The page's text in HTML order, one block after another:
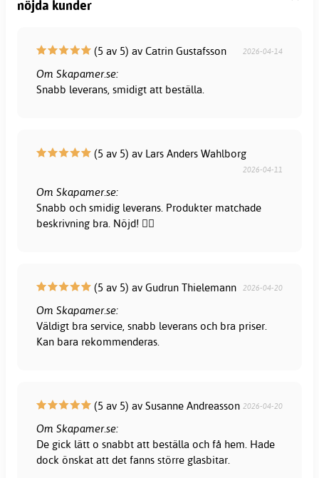
nöjda kunder
(5 av 5) av Catrin Gustafsson 2026-04-14
Om Skapamer.se:
Snabb leverans, smidigt att beställa.
(5 av 5) av Lars Anders Wahlborg
2026-04-11
Om Skapamer.se:
Snabb och smidig leverans. Produkter matchade
beskrivning bra. Nöjd! 👍🏻
(5 av 5) av Gudrun Thielemann 2026-04-20
Om Skapamer.se:
Väldigt bra service, snabb leverans och bra priser.
Kan bara rekommenderas.
(5 av 5) av Susanne Andreasson 2026-04-20
Om Skapamer.se:
De gick lätt o snabbt att beställa och få hem. Hade
dock önskat att det fanns större glasbitar.